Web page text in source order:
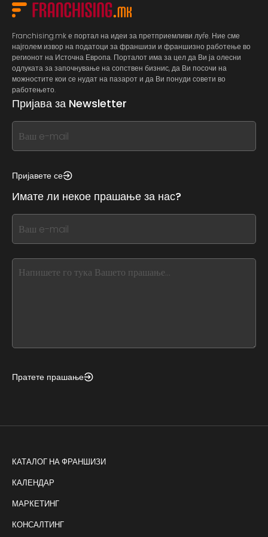
Franchising.mk е портал на идеи за претприемливи луѓе. Ние сме
најголем извор на податоци за франшизи и франшизно работење во
регионот на Источна Европа. Порталот има за цел да Ви ја олесни
одлуката за започнување на сопствен бизнис, да Ви посочи на
можностите кои се нудат на пазарот и да Ви понуди совети во
работењето.
Пријава за Newsletter
If
you
this,
this
form
field
blank
Пријавете се
Имате ли некое прашање за нас?
If
you
this,
Пратете прашање
КАТАЛОГ НА ФРАНШИЗИ
КАЛЕНДАР
МАРКЕТИНГ
КОНСАЛТИНГ